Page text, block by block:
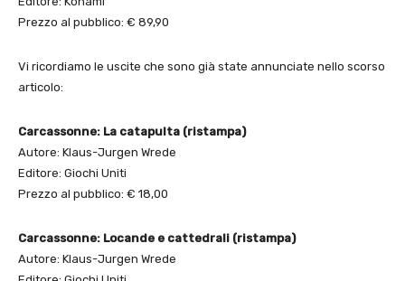
Prezzo al pubblico: € 89,90
Vi ricordiamo le uscite che sono già state annunciate nello scorso
articolo:
Carcassonne: La catapulta (ristampa)
Autore: Klaus-Jurgen Wrede
Editore: Giochi Uniti
Prezzo al pubblico: € 18,00
Carcassonne: Locande e cattedrali (ristampa)
Autore: Klaus-Jurgen Wrede